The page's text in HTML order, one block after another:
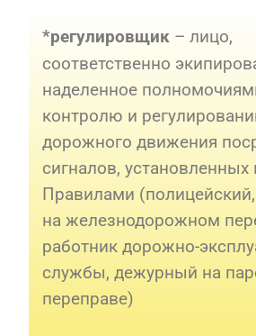
*регулировщик – лицо,
соответственно
наделенное
контролю и
дорожного движения
сигналов,
Правилами
на железнодорожном
работник дорожно-
службы, дежурный на
переправе)